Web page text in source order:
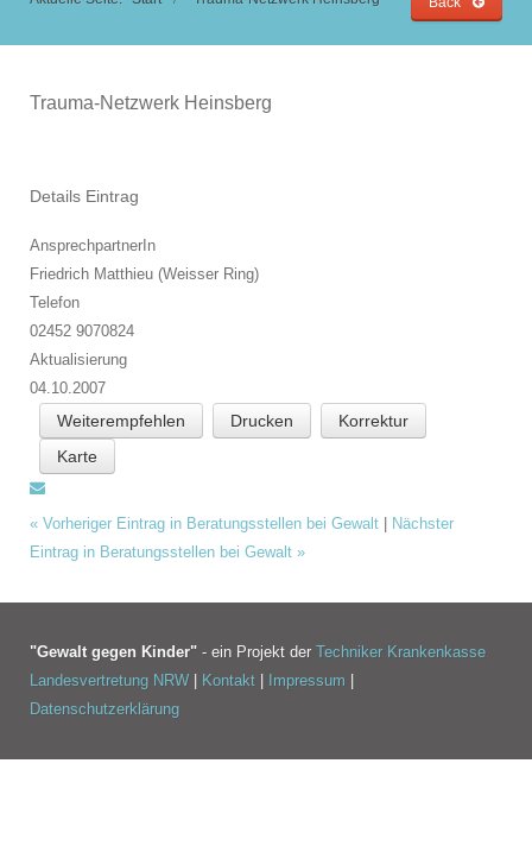
Trauma-Netzwerk Heinsberg
Details Eintrag
AnsprechpartnerIn
Friedrich Matthieu (Weisser Ring)
Telefon
02452 9070824
Aktualisierung
04.10.2007
Weiterempfehlen Drucken
Korrektur
Karte
« Vorheriger Eintrag in Beratungsstellen bei Gewalt
Nächster
Eintrag in Beratungsstellen bei Gewalt »
"Gewalt gegen Kinder" - ein Projekt der Techniker Krankenkasse
Landesvertretung NRW
Kontakt Impressum
Datenschutzerklärung